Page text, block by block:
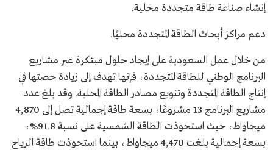
إنشاء صناعة طاقة متجددة محلية.
دعم مراكز أبحاث الطاقة المتجددة محليًا.
من خلال عمل السعودية على إيجاد حلول مبتكرة عبر مشاريع
البرنامج الوطني للطاقة المتجددة، فإنها تهدف إلى زيادة حصتها في
إنتاج الطاقة المتجددة وتنويع مصادر الطاقة المحلية. وقد بلغ عدد
مشاريع البرنامج 13 مشروعًا، بسعة طاقة إجمالية تصل إلى 4,870
ميجاواط، حيث استحوذت الطاقة الشمسية على نسبة 91.8%،
بسعة إجمالية بلغت 4,470 ميجاواط، بينما استحوذت طاقة الرياح